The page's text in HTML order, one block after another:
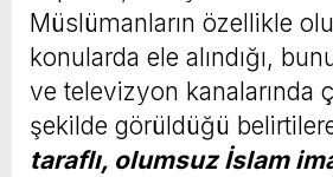
Müslümanların özellikle
konularda ele alındığı,
ve televizyon kanalarında
şekilde görüldüğü
taraflı, olumsuz İslam